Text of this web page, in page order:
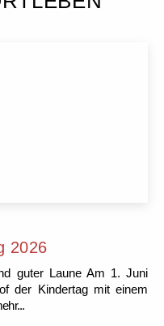
2026
guter Laune Am 1. Juni
der Kindertag mit einem